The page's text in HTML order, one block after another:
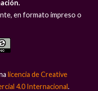
en formato impreso o
licencia de Creative
4.0 Internacional.